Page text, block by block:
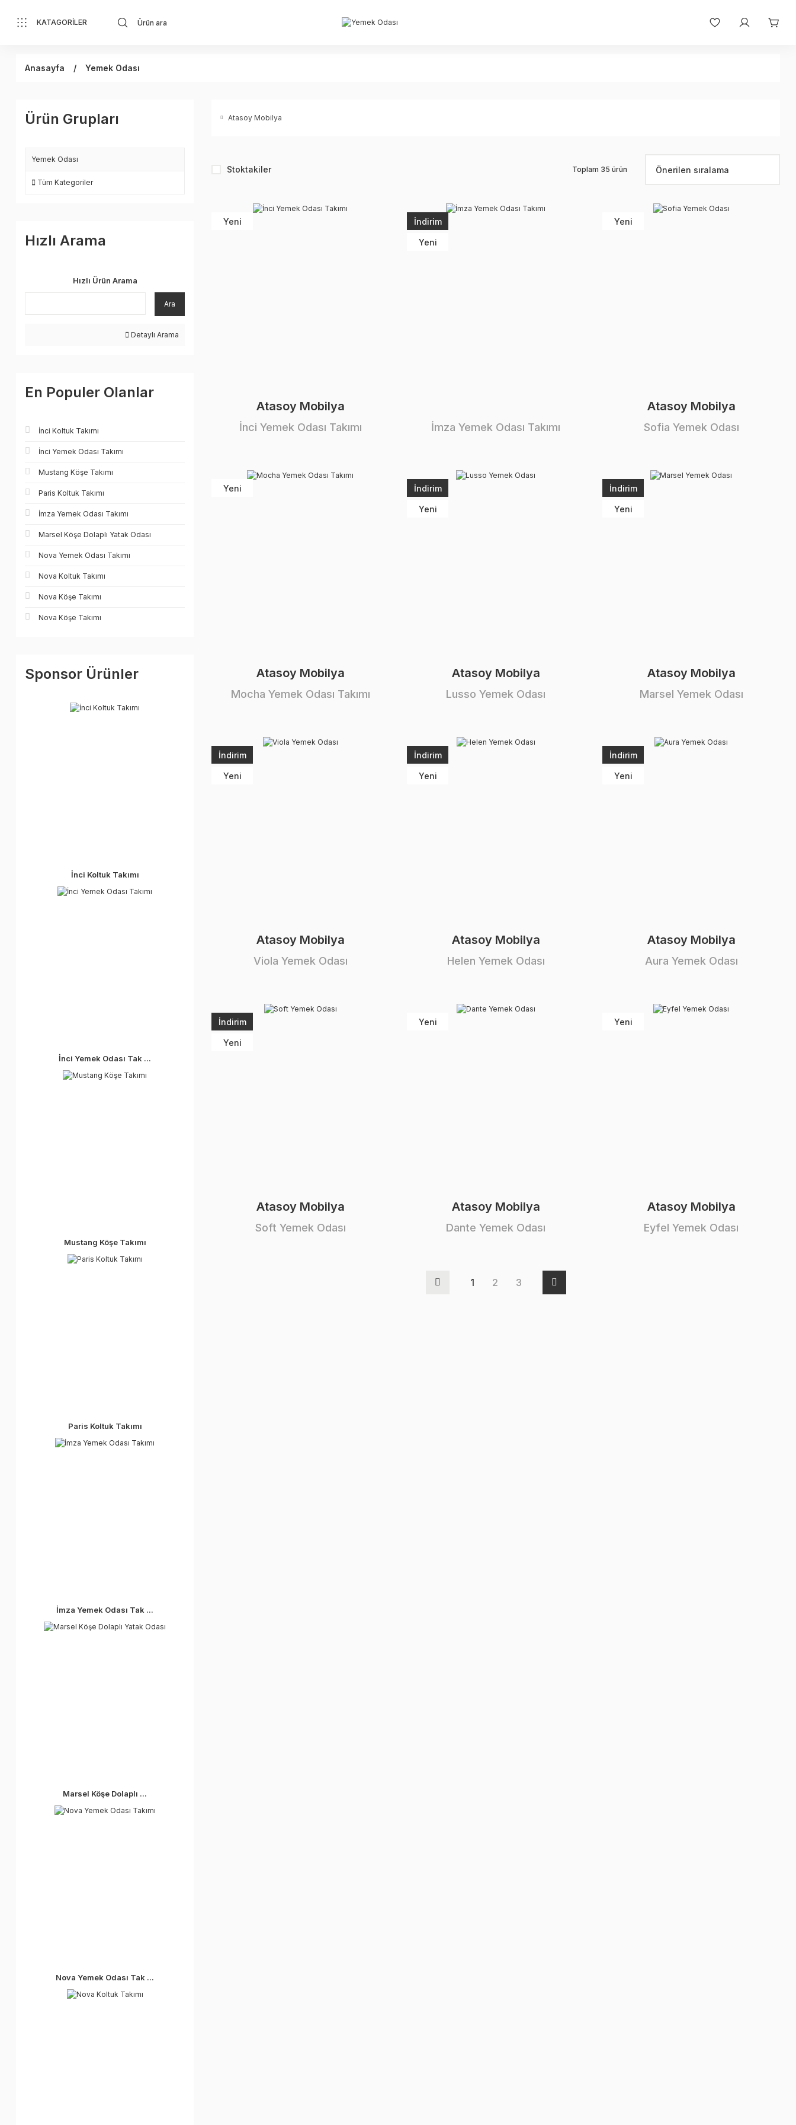
KATAGORİLER
Anasayfa Yemek Odası
Ürün Grupları
Yemek Odası
Tüm Kategoriler
Hızlı Arama
Hızlı Ürün Arama
Ara
Detaylı Arama
En Populer Olanlar
İnci Koltuk Takımı
İnci Yemek Odası Takımı
Mustang Köşe Takımı
Paris Koltuk Takımı
İmza Yemek Odası Takımı
Marsel Köşe Dolaplı Yatak Odası
Nova Yemek Odası Takımı
Nova Koltuk Takımı
Nova Köşe Takımı
Nova Köşe Takımı
Sponsor Ürünler
İnci Koltuk Takımı
İnci Yemek Odası Tak ...
Mustang Köşe Takımı
Paris Koltuk Takımı
İmza Yemek Odası Tak ...
Marsel Köşe Dolaplı ...
Nova Yemek Odası Tak ...
Atasoy Mobilya
Stoktakiler Toplam 35 ürün
Yeni
Atasoy Mobilya
İnci Yemek Odası Takımı
İndirim
Yeni
İmza Yemek Odası Takımı
Yeni
Atasoy Mobilya
Sofia Yemek Odası
Yeni
Atasoy Mobilya
Mocha Yemek Odası Takımı
İndirim
Yeni
Atasoy Mobilya
Lusso Yemek Odası
İndirim
Yeni
Atasoy Mobilya
Marsel Yemek Odası
İndirim
Yeni
Atasoy Mobilya
Viola Yemek Odası
İndirim
Yeni
Atasoy Mobilya
Helen Yemek Odası
İndirim
Yeni
Atasoy Mobilya
Aura Yemek Odası
İndirim
Yeni
Atasoy Mobilya
Soft Yemek Odası
Yeni
Atasoy Mobilya
Dante Yemek Odası
Yeni
Atasoy Mobilya
Eyfel Yemek Odası
1 2 3